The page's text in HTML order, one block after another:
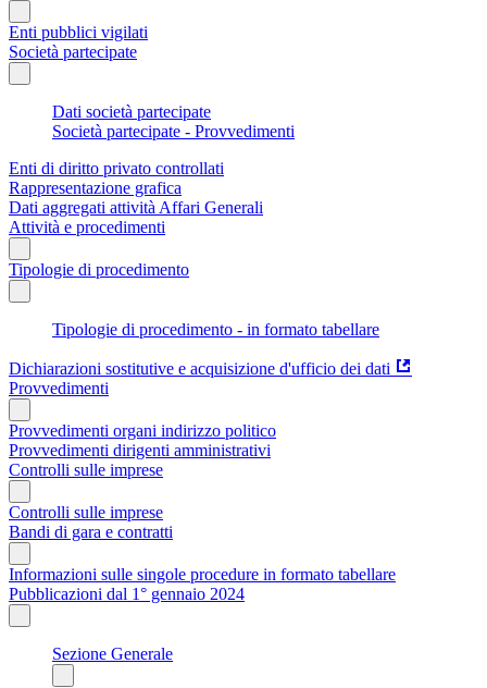
Enti pubblici vigilati
Società partecipate
Dati società partecipate
Società partecipate - Provvedimenti
Enti di diritto privato controllati
Rappresentazione grafica
Dati aggregati attività Affari Generali
Attività e procedimenti
Tipologie di procedimento
Tipologie di procedimento - in formato tabellare
Dichiarazioni sostitutive e acquisizione d'ufficio dei dati
Provvedimenti
Provvedimenti organi indirizzo politico
Provvedimenti dirigenti amministrativi
Controlli sulle imprese
Controlli sulle imprese
Bandi di gara e contratti
Informazioni sulle singole procedure in formato tabellare
Pubblicazioni dal 1° gennaio 2024
Sezione Generale